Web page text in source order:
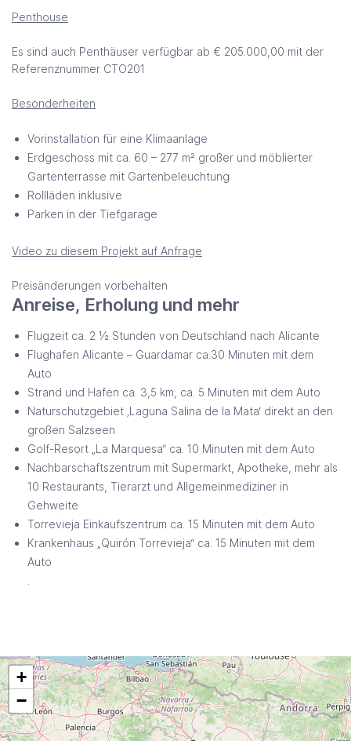
Penthouse
Es sind auch Penthäuser verfügbar ab € 205.000,00 mit der
Referenznummer CTO201
Besonderheiten
Vorinstallation für eine Klimaanlage
Erdgeschoss mit ca. 60 – 277 m² großer und möblierter
Gartenterrasse mit Gartenbeleuchtung
Rollläden inklusive
Parken in der Tiefgarage
Video zu diesem Projekt auf Anfrage
Preisänderungen vorbehalten
Anreise, Erholung und mehr
Flugzeit ca. 2 ½ Stunden von Deutschland nach Alicante
Flughafen Alicante – Guardamar ca.30 Minuten mit dem
Auto
Strand und Hafen ca. 3,5 km, ca. 5 Minuten mit dem Auto
Naturschutzgebiet ‚Laguna Salina de la Mata‘ direkt an den
großen Salzseen
Golf-Resort „La Marquesa“ ca. 10 Minuten mit dem Auto
Nachbarschaftszentrum mit Supermarkt, Apotheke, mehr als
10 Restaurants, Tierarzt und Allgemeinmediziner in
Gehweite
Torrevieja Einkaufszentrum ca. 15 Minuten mit dem Auto
Krankenhaus „Quirón Torrevieja“ ca. 15 Minuten mit dem
Auto
+
−